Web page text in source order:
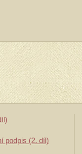
podpis (2. díl)